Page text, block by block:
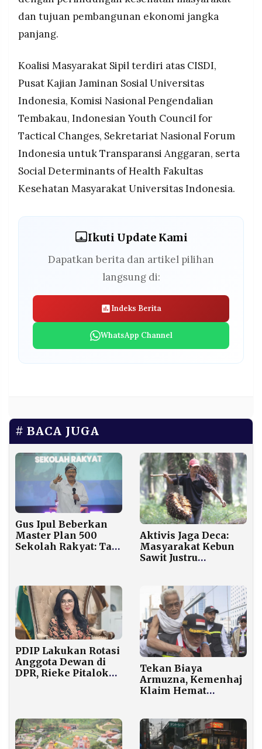
dan tujuan pembangunan ekonomi jangka
panjang.
Koalisi Masyarakat Sipil terdiri atas CISDI,
Pusat Kajian Jaminan Sosial Universitas
Indonesia, Komisi Nasional Pengendalian
Tembakau, Indonesian Youth Council for
Tactical Changes, Sekretariat Nasional Forum
Indonesia untuk Transparansi Anggaran, serta
Social Determinants of Health Fakultas
Kesehatan Masyarakat Universitas Indonesia.
Ikuti Update Kami
Dapatkan berita dan artikel pilihan
langsung di:
Indeks Berita
WhatsApp Channel
BACA JUGA
Gus Ipul Beberkan
Master Plan 500
Sekolah Rakyat: Tak
Aktivis Jaga Deca:
Masyarakat Kebun
Sawit Justru
PDIP Lakukan Rotasi
Anggota Dewan di
DPR, Rieke Pitaloka
Tekan Biaya
Armuzna, Kemenhaj
Klaim Hemat